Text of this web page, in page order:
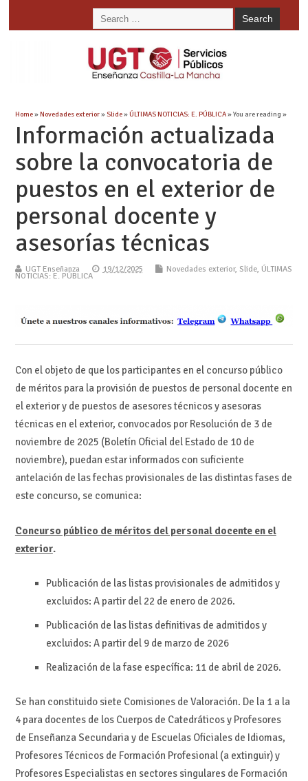
Home»Novedades exterior»Slide»ÚLTIMAS NOTICIAS: E. PÚBLICA» You are reading »
Información actualizada
sobre la convocatoria de
puestos en el exterior de
personal docente y
asesorías técnicas
UGT Enseñanza 19/12/2025 Novedades exterior, Slide, ÚLTIMAS
NOTICIAS: E. PÚBLICA
Con el objeto de que los participantes en el concurso público
de méritos para la provisión de puestos de personal docente en
el exterior y de puestos de asesores técnicos y asesoras
técnicas en el exterior, convocados por Resolución de 3 de
noviembre de 2025 (Boletín Oficial del Estado de 10 de
noviembre), puedan estar informados con suficiente
antelación de las fechas provisionales de las distintas fases de
este concurso, se comunica:
Concurso público de méritos del personal docente en el
exterior.
Publicación de las listas provisionales de admitidos y
excluidos: A partir del 22 de enero de 2026.
Publicación de las listas definitivas de admitidos y
excluidos: A partir del 9 de marzo de 2026
Realización de la fase específica: 11 de abril de 2026.
Se han constituido siete Comisiones de Valoración. De la 1 a la
4 para docentes de los Cuerpos de Catedráticos y Profesores
de Enseñanza Secundaria y de Escuelas Oficiales de Idiomas,
Profesores Técnicos de Formación Profesional (a extinguir) y
Profesores Especialistas en sectores singulares de Formación